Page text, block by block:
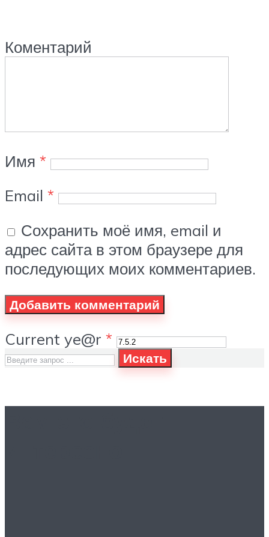
Коментарий
Имя *
Email *
Сохранить моё имя, email и
адрес сайта в этом браузере для
последующих моих комментариев.
Current ye@r *
Искать